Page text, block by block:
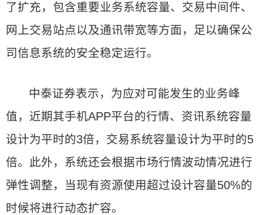
了扩充，包含重要业务系统容量、交易中间件、
网上交易站点以及通讯带宽等方面，足以确保公
司信息系统的安全稳定运行。
中泰证券表示，为应对可能发生的业务峰
值，近期其手机APP平台的行情、资讯系统容量
设计为平时的3倍，交易系统容量设计为平时的5
倍。此外，系统还会根据市场行情波动情况进行
弹性调整，当现有资源使用超过设计容量50%的
时候将进行动态扩容。